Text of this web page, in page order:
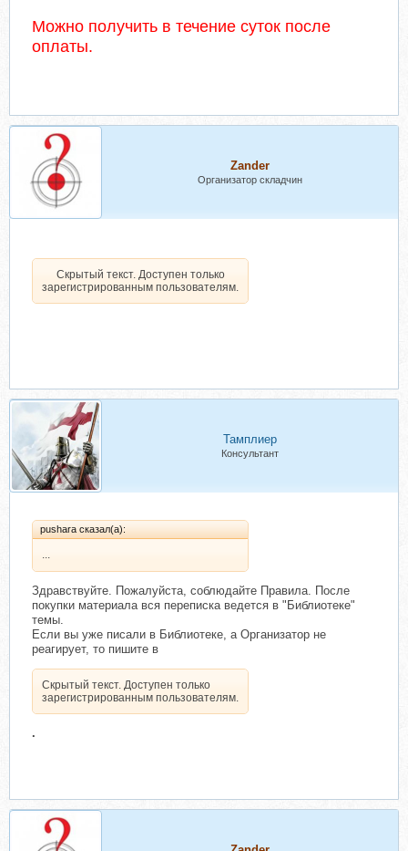
Можно получить в течение суток после
оплаты.
Zander
Организатор складчин
Скрытый текст. Доступен только
зарегистрированным пользователям.
Тамплиер
Консультант
pushara сказал(а):
...
Здравствуйте. Пожалуйста, соблюдайте Правила. После
покупки материала вся переписка ведется в "Библиотеке"
темы.
Если вы уже писали в Библиотеке, а Организатор не
реагирует, то пишите в
Скрытый текст. Доступен только
зарегистрированным пользователям.
.